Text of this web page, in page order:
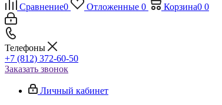
Сравнение0 Отложенные 0 Корзина0 0
Телефоны
+7 (812) 372-60-50
Заказать звонок
Личный кабинет